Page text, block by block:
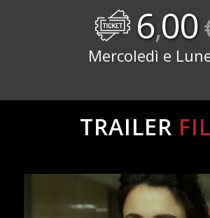
6,00
Mercoledì e
TRAILER